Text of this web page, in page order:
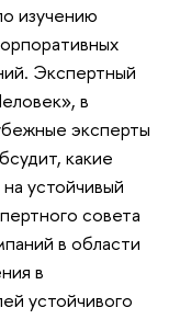
изучению
Экспертный
в
эксперты
какие
устойчивый
совета
в области
в
устойчивого